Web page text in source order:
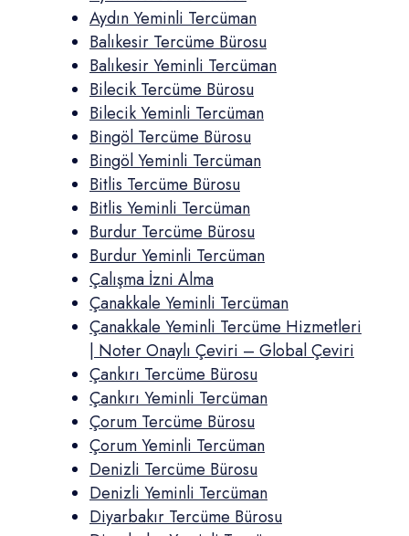
Aydın Yeminli Tercüman
Balıkesir Tercüme Bürosu
Balıkesir Yeminli Tercüman
Bilecik Tercüme Bürosu
Bilecik Yeminli Tercüman
Bingöl Tercüme Bürosu
Bingöl Yeminli Tercüman
Bitlis Tercüme Bürosu
Bitlis Yeminli Tercüman
Burdur Tercüme Bürosu
Burdur Yeminli Tercüman
Çalışma İzni Alma
Çanakkale Yeminli Tercüman
Çanakkale Yeminli Tercüme Hizmetleri
| Noter Onaylı Çeviri – Global Çeviri
Çankırı Tercüme Bürosu
Çankırı Yeminli Tercüman
Çorum Tercüme Bürosu
Çorum Yeminli Tercüman
Denizli Tercüme Bürosu
Denizli Yeminli Tercüman
Diyarbakır Tercüme Bürosu